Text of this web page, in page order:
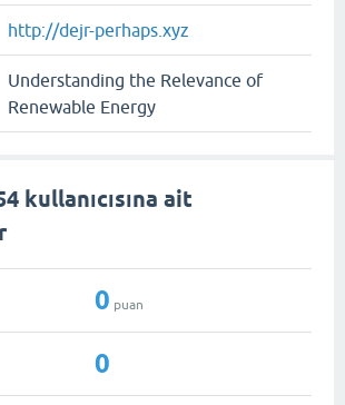
http://dejr-perhaps.xyz
Understanding the Relevance of
Renewable Energy
kullanıcısına ait
0 puan
0